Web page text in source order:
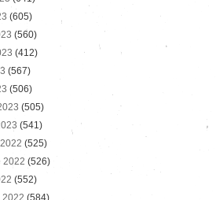
(605)
(560)
(412)
(567)
(506)
(505)
(541)
(525)
2022 (526)
(552)
2022 (584)